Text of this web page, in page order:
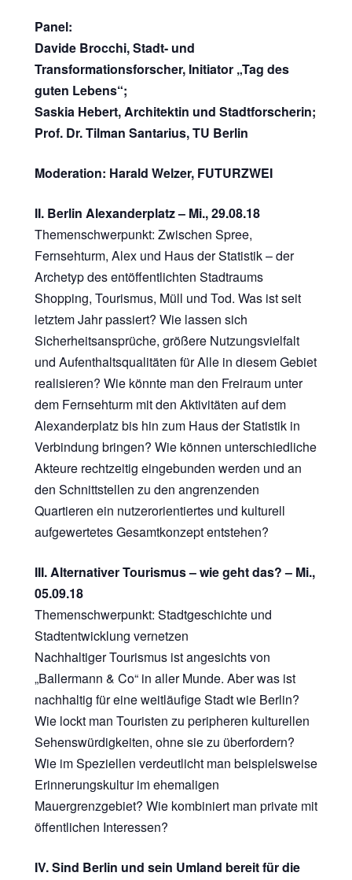
Panel:
Davide Brocchi, Stadt- und
Transformationsforscher, Initiator „Tag des
guten Lebens“;
Saskia Hebert, Architektin und Stadtforscherin;
Prof. Dr. Tilman Santarius, TU Berlin
Moderation: Harald Welzer, FUTURZWEI
II. Berlin Alexanderplatz – Mi., 29.08.18
Themenschwerpunkt: Zwischen Spree,
Fernsehturm, Alex und Haus der Statistik – der
Archetyp des entöffentlichten Stadtraums
Shopping, Tourismus, Müll und Tod. Was ist seit
letztem Jahr passiert? Wie lassen sich
Sicherheitsansprüche, größere Nutzungsvielfalt
und Aufenthaltsqualitäten für Alle in diesem Gebiet
realisieren? Wie könnte man den Freiraum unter
dem Fernsehturm mit den Aktivitäten auf dem
Alexanderplatz bis hin zum Haus der Statistik in
Verbindung bringen? Wie können unterschiedliche
Akteure rechtzeitig eingebunden werden und an
den Schnittstellen zu den angrenzenden
Quartieren ein nutzerorientiertes und kulturell
aufgewertetes Gesamtkonzept entstehen?
III. Alternativer Tourismus – wie geht das? – Mi.,
05.09.18
Themenschwerpunkt: Stadtgeschichte und
Stadtentwicklung vernetzen
Nachhaltiger Tourismus ist angesichts von
„Ballermann & Co“ in aller Munde. Aber was ist
nachhaltig für eine weitläufige Stadt wie Berlin?
Wie lockt man Touristen zu peripheren kulturellen
Sehenswürdigkeiten, ohne sie zu überfordern?
Wie im Speziellen verdeutlicht man beispielsweise
Erinnerungskultur im ehemaligen
Mauergrenzgebiet? Wie kombiniert man private mit
öffentlichen Interessen?
IV. Sind Berlin und sein Umland bereit für die